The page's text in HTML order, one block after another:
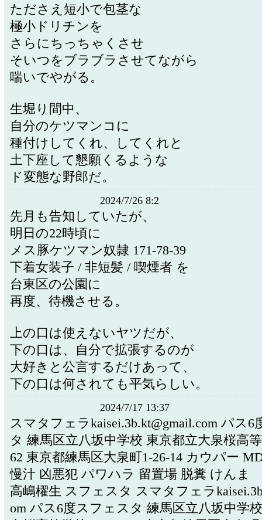
たださえ短小で包茎な
極小ドリチンを
さらにちっちゃくさせ
そいつをブラブラさせてながら
喘いでやがる。
生堀り間中、
自分のケツマンコに
種付けしてくれ、してくれと
土下座して懇願くるような
ド変態な野郎だ。
2024/7/26 8:2
先月も告知していたが、
明日の22時頃に
メス豚ケツマン奴隷 171-78-39
下着女装子 / 非短髪 / 喫煙者 を
台東区の公園に
再度、待機させる。
上の口は使えないヤツだが、
下の口は、自分で拡張するのが
大好きと公言するだけあって、
下の口は何されても平気らしい。
2024/7/17 13:37
スマタフェラkaisei.3b.kt@gmail.com パス6
タ 練馬区立八坂中学校 東京都立大泉桜高
62 東京都練馬区大泉町1-26-14 カウパー
慢汁 凶悪犯 パワハラ 留置場 脱糞 けんま
高嶋櫂生 スフェスタ スマタフェラ
om パス6度スフェスタ 練馬区立八坂中学